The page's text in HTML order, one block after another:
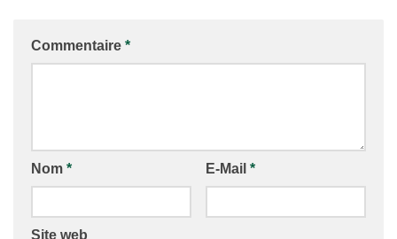
Commentaire *
Nom * E-Mail *
Site web